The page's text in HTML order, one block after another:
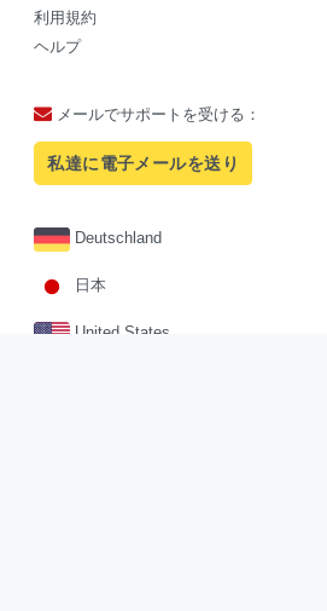
利用規約
ヘルプ
メールでサポートを受ける：
私達に電子メールを送り
Deutschland
日本
United States